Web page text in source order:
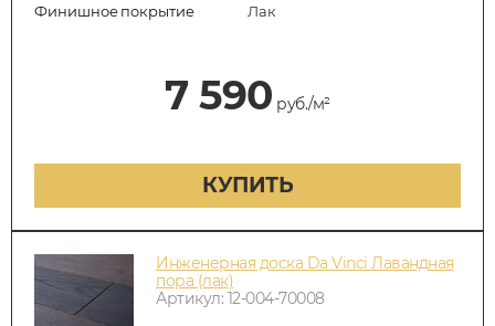
Финишное покрытие
Лак
7 590 руб./м²
КУПИТЬ
Инженерная доска Da Vinci Лавандная
пора (лак)
Артикул: 12-004-70008